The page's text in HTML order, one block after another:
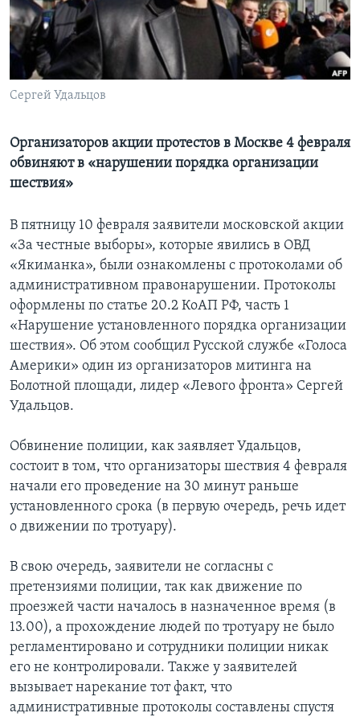
Learning English
СОЦИАЛЬНЫЕ СЕТИ
Языки
Сергей Удальцов
Организаторов акции протестов в Москве 4 февраля
обвиняют в «нарушении порядка организации
шествия»
В пятницу 10 февраля заявители московской акции
«За честные выборы», которые явились в ОВД
«Якиманка», были ознакомлены с протоколами об
административном правонарушении. Протоколы
оформлены по статье 20.2 КоАП РФ, часть 1
«Нарушение установленного порядка организации
шествия». Об этом сообщил Русской службе «Голоса
Америки» один из организаторов митинга на
Болотной площади, лидер «Левого фронта» Сергей
Удальцов.
Обвинение полиции, как заявляет Удальцов,
состоит в том, что организаторы шествия 4 февраля
начали его проведение на 30 минут раньше
установленного срока (в первую очередь, речь идет
о движении по тротуару).
В свою очередь, заявители не согласны с
претензиями полиции, так как движение по
проезжей части началось в назначенное время (в
13.00), а прохождение людей по тротуару не было
регламентировано и сотрудники полиции никак
его не контролировали. Также у заявителей
вызывает нарекание тот факт, что
административные протоколы составлены спустя